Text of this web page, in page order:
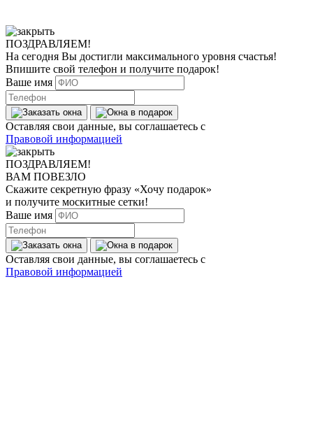
ПОЗДРАВЛЯЕМ!
На сегодня Вы достигли максимального уровня счастья!
Впишите свой телефон и получите подарок!
Ваше имя
Оставляя свои данные, вы соглашаетесь с
Правовой информацией
ПОЗДРАВЛЯЕМ!
ВАМ ПОВЕЗЛО
Скажите секретную фразу «Хочу подарок»
и получите москитные сетки!
Ваше имя
Оставляя свои данные, вы соглашаетесь с
Правовой информацией